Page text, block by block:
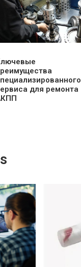
для ремонта